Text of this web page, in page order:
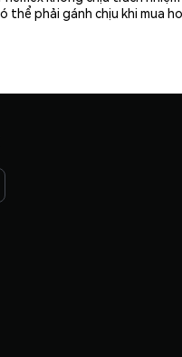
thể phải gánh chịu khi mua